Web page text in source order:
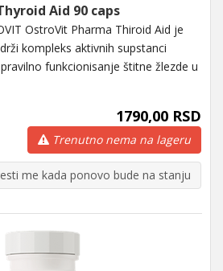
Aid 90 caps
OstroVit Pharma Thiroid Aid je
kompleks aktivnih supstanci
funkcionisanje štitne žlezde u
1790,00 RSD
Trenutno nema na lageru
me kada ponovo bude na stanju